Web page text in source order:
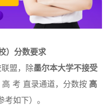
）分数要求
盟，除墨尔本大学不接受
考 直录通道，分数按 高
考如下）。